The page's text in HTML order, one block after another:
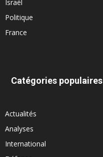
Israël
Politique
France
Catégories populaires
Actualités
Analyses
International